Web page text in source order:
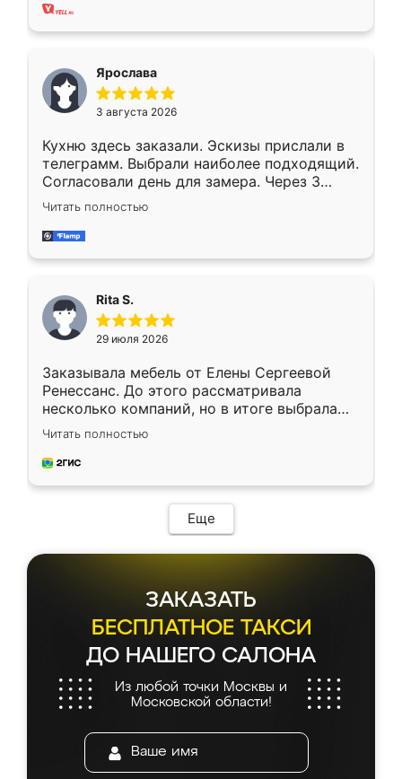
Ярослава
3 августа 2026
Кухню здесь заказали. Эскизы прислали в
телеграмм. Выбрали наиболее подходящий.
Согласовали день для замера. Через 3
недели кухня была уже готова. Остались
довольны работой. Спасибо Ренессанс
мебель за качественную работу!
Читать полностью
Rita S.
29 июля 2026
Заказывала мебель от Елены Сергеевой
Ренессанс. До этого рассматривала
несколько компаний, но в итоге выбрала
эту. Сначала обговорили условия, потом
приехал замерщик, всё спокойно объяснил
и снял размеры. Изготовили в срок, с
мебель сразу встала на свое место без
каких-либо доработок. Качеством осталась
довольна, все выглядит так, как и ожидала.
Читать полностью
Еще
ЗАКАЗАТЬ
БЕСПЛАТНОЕ ТАКСИ
ДО НАШЕГО САЛОНА
Из любой точки Москвы и
Московской области!